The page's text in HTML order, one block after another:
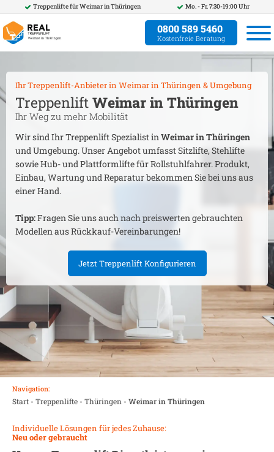
Treppenlifte fürWeimar in Thüringen Mo. - Fr. 7:30-19:00 Uhr
0800 589 5460
Kostenfreie Beratung
Ihr Treppenlift-Anbieter in Weimar in Thüringen & Umgebung
Treppenlift Weimar in Thüringen
Ihr Weg zu mehr Mobilität
Wir sind Ihr Treppenlift Spezialist inWeimar in Thüringen
und Umgebung. Unser Angebot umfasst Sitzlifte, Stehlifte
sowie Hub- und Plattformlifte für Rollstuhlfahrer. Produkt,
Einbau, Wartung und Reparatur bekommen Sie bei uns aus
einer Hand.
Tipp:Fragen Sie uns auch nach preiswerten gebrauchten
Modellen aus Rückkauf-Vereinbarungen!
Jetzt Treppenlift Konfigurieren
Navigation:
Start- Treppenlifte- Thüringen - Weimar in Thüringen
Individuelle Lösungen für jedes Zuhause:
Neu oder gebraucht